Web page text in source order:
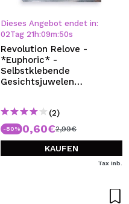
Dieses Angebot endet in:
02Tag 21 h:09m:50s
Revolution Relove -
*Euphoric* -
Selbstklebende
Gesichtsjuwelen
(2)
-80% 0,60€2,99€
KAUFEN
Tax Inb.